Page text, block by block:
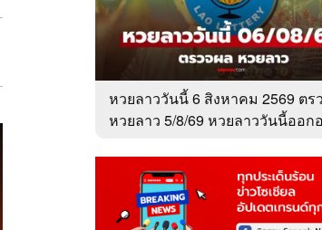
หวยลาววันนี้ 6 สิงหาคม 2569 ตร
หวยลาว 5/8/69 หวยลาววันนี้ออก